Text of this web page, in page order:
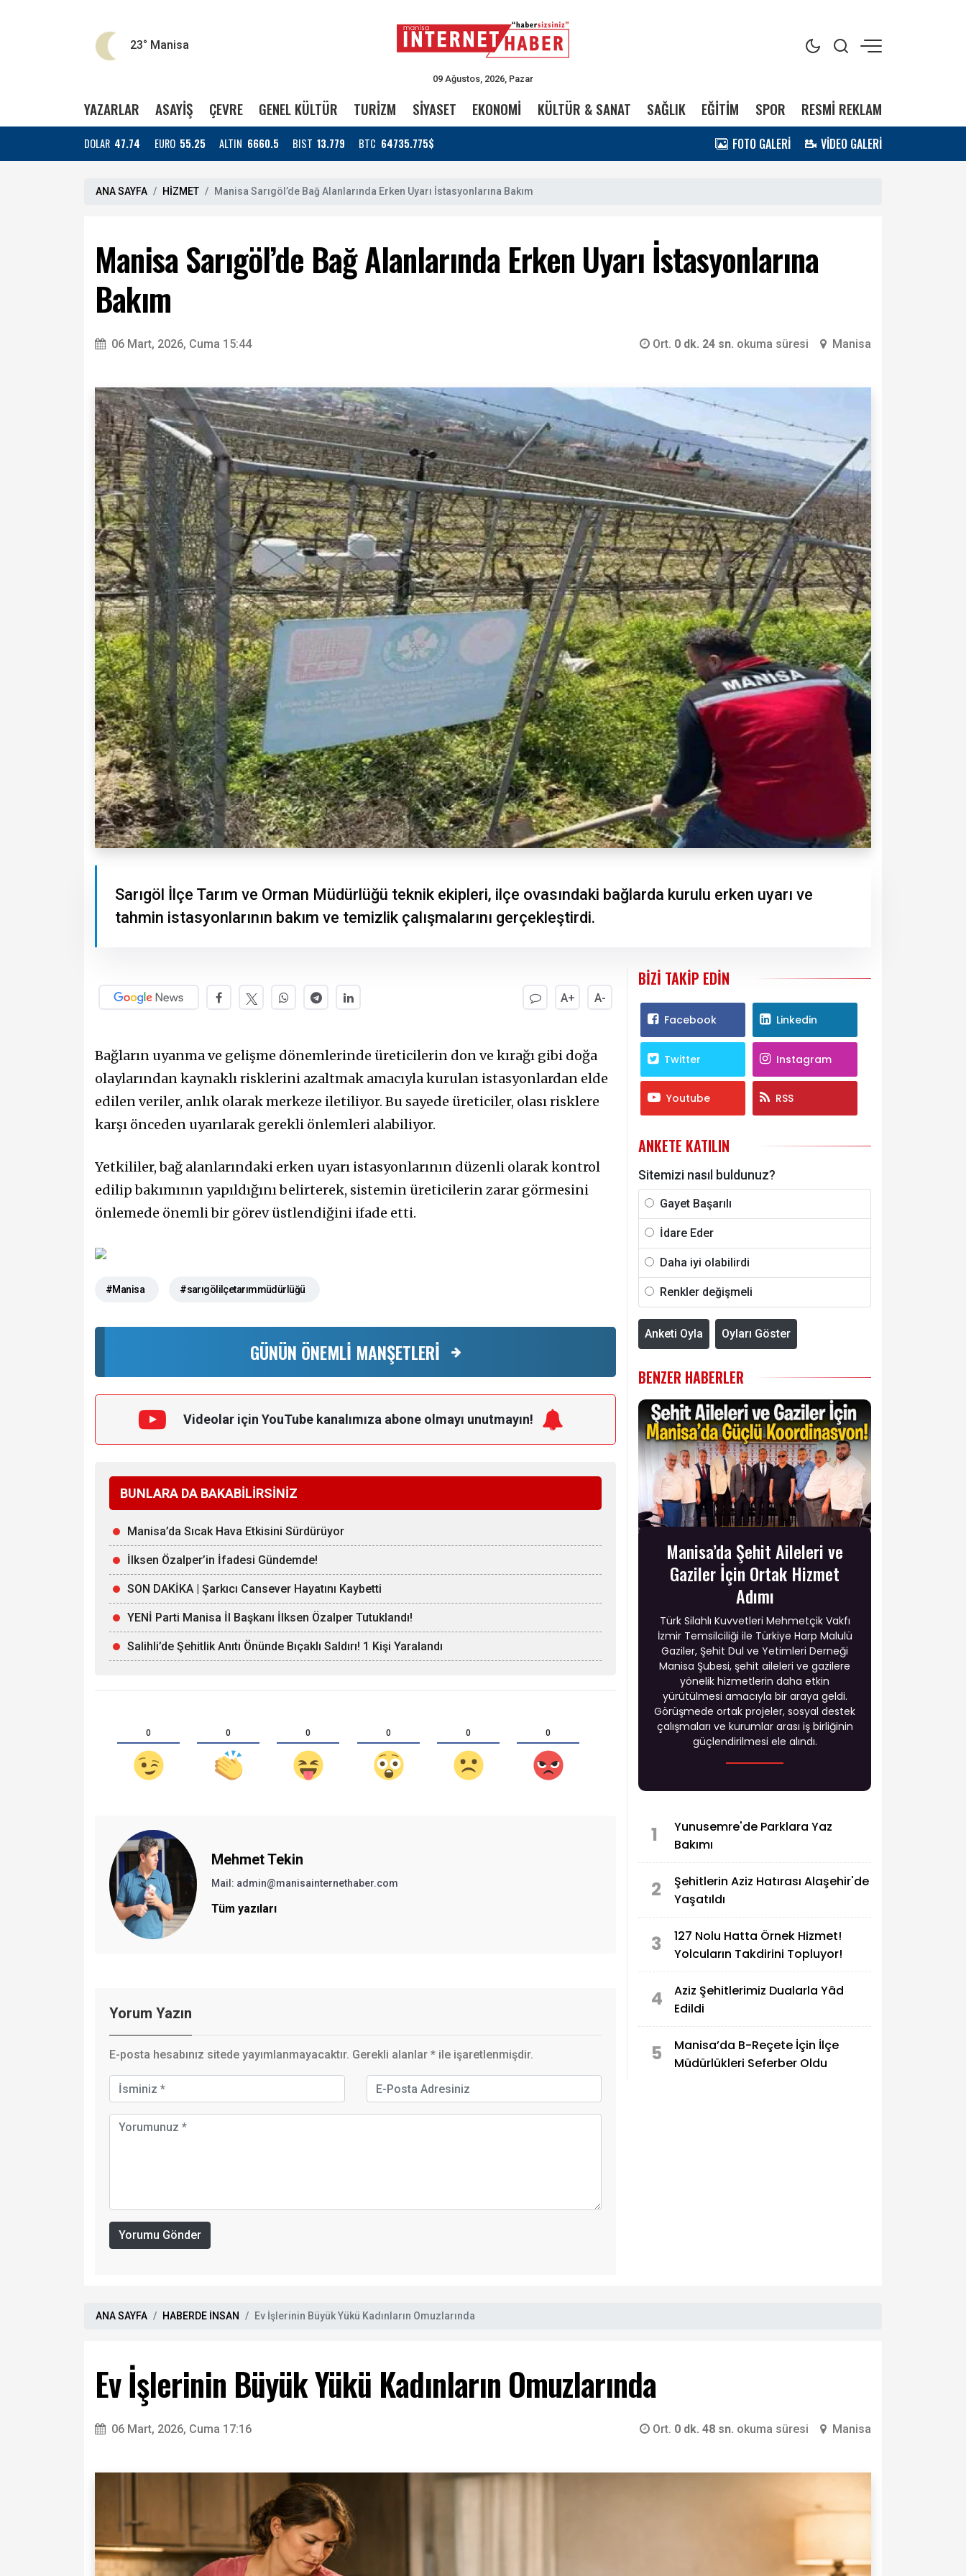
23° Manisa
09 Ağustos, 2026, Pazar
YAZARLAR ASAYİŞ ÇEVRE GENEL KÜLTÜR TURİZM SİYASET EKONOMİ KÜLTÜR & SANAT SAĞLIK EĞİTİM SPOR RESMİ REKLAM
DOLAR 47.74 EURO 55.25 ALTIN 6660.5 BIST 13.779 BTC 64735.775$ FOTO GALERİ VİDEO GALERİ
ANA SAYFA HİZMET Manisa Sarıgöl’de Bağ Alanlarında Erken Uyarı İstasyonlarına Bakım
Manisa Sarıgöl’de Bağ Alanlarında Erken Uyarı İstasyonlarına
Bakım
06 Mart, 2026, Cuma 15:44 Ort. 0 dk. 24 sn. okuma süresi Manisa
Sarıgöl İlçe Tarım ve Orman Müdürlüğü teknik ekipleri, ilçe ovasındaki bağlarda kurulu erken uyarı ve
tahmin istasyonlarının bakım ve temizlik çalışmalarını gerçekleştirdi.
A+ A-
Bağların uyanma ve gelişme dönemlerinde üreticilerin don ve kırağı gibi doğa
olaylarından kaynaklı risklerini azaltmak amacıyla kurulan istasyonlardan elde
edilen veriler, anlık olarak merkeze iletiliyor. Bu sayede üreticiler, olası risklere
karşı önceden uyarılarak gerekli önlemleri alabiliyor.
Yetkililer, bağ alanlarındaki erken uyarı istasyonlarının düzenli olarak kontrol
edilip bakımının yapıldığını belirterek, sistemin üreticilerin zarar görmesini
önlemede önemli bir görev üstlendiğini ifade etti.
#Manisa #sarıgölilçetarımmüdürlüğü
GÜNÜN ÖNEMLİ MANŞETLERİ
Videolar için YouTube kanalımıza abone olmayı unutmayın!
BUNLARA DA BAKABİLİRSİNİZ
Manisa’da Sıcak Hava Etkisini Sürdürüyor
İlksen Özalper’in İfadesi Gündemde!
SON DAKİKA | Şarkıcı Cansever Hayatını Kaybetti
YENİ Parti Manisa İl Başkanı İlksen Özalper Tutuklandı!
Salihli’de Şehitlik Anıtı Önünde Bıçaklı Saldırı! 1 Kişi Yaralandı
0 0 0 0 0 0
Mehmet Tekin
Mail: admin@manisainternethaber.com
Tüm yazıları
Yorum Yazın
E-posta hesabınız sitede yayımlanmayacaktır. Gerekli alanlar * ile işaretlenmişdir.
Yorumu Gönder
BIZI TAKIP EDIN
Facebook Linkedin
Twitter Instagram
Youtube RSS
ANKETE KATILIN
Sitemizi nasıl buldunuz?
Gayet Başarılı
İdare Eder
Daha iyi olabilirdi
Renkler değişmeli
Anketi Oyla Oyları Göster
BENZER HABERLER
Manisa’da Şehit Aileleri ve
Gaziler İçin Ortak Hizmet
Adımı
Türk Silahlı Kuvvetleri Mehmetçik Vakfı
İzmir Temsilciliği ile Türkiye Harp Malulü
Gaziler, Şehit Dul ve Yetimleri Derneği
Manisa Şubesi, şehit aileleri ve gazilere
yönelik hizmetlerin daha etkin
yürütülmesi amacıyla bir araya geldi.
Görüşmede ortak projeler, sosyal destek
çalışmaları ve kurumlar arası iş birliğinin
güçlendirilmesi ele alındı.
1
Yunusemre'de Parklara Yaz
Bakımı
2
Şehitlerin Aziz Hatırası Alaşehir'de
Yaşatıldı
3
127 Nolu Hatta Örnek Hizmet!
Yolcuların Takdirini Topluyor!
4
Aziz Şehitlerimiz Dualarla Yâd
Edildi
5
Manisa’da B-Reçete İçin İlçe
Müdürlükleri Seferber Oldu
ANA SAYFA HABERDE İNSAN Ev İşlerinin Büyük Yükü Kadınların Omuzlarında
Ev İşlerinin Büyük Yükü Kadınların Omuzlarında
06 Mart, 2026, Cuma 17:16 Ort. 0 dk. 48 sn. okuma süresi Manisa